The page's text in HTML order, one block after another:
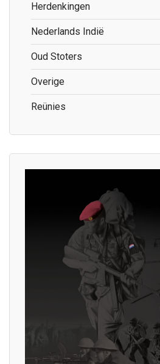
Herdenkingen
Nederlands Indië
Oud Stoters
Overige
Reünies